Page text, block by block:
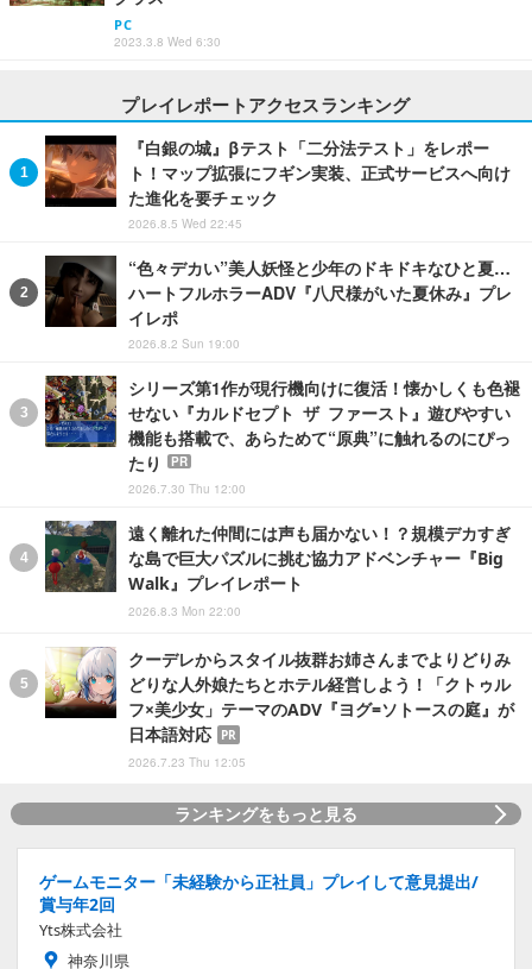
PC
2023.3.8 Wed 6:30
プレイレポートアクセスランキング
『白銀の城』βテスト「二分法テスト」をレポー
ト！マップ拡張にフギン実装、正式サービスへ向け
た進化を要チェック
2026.8.5 Wed 22:45
“色々デカい”美人妖怪と少年のドキドキなひと夏…
ハートフルホラーADV『八尺様がいた夏休み』プレ
イレポ
2026.8.2 Sun 19:00
シリーズ第1作が現行機向けに復活！懐かしくも色褪
せない『カルドセプト ザ ファースト』遊びやすい
機能も搭載で、あらためて“原典”に触れるのにぴっ
たり
PR
2026.7.30 Thu 12:00
遠く離れた仲間には声も届かない！？規模デカすぎ
な島で巨大パズルに挑む協力アドベンチャー『Big
Walk』プレイレポート
2026.8.3 Mon 22:00
クーデレからスタイル抜群お姉さんまでよりどりみ
どりな人外娘たちとホテル経営しよう！「クトゥル
フ×美少女」テーマのADV『ヨグ=ソトースの庭』が
日本語対応
PR
2026.7.23 Thu 12:05
ランキングをもっと見る
ゲームモニター「未経験から正社員」プレイして意見提出/
賞与年2回
Yts株式会社
神奈川県